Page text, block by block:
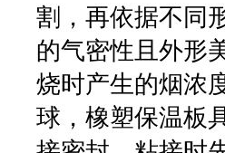
割，再依据不同
的气密性且外形
烧时产生的烟浓
球，橡塑保温板